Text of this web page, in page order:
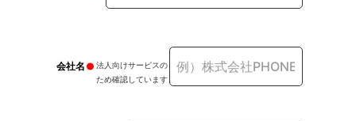
会社名
法人向けサービスの
ため確認しています